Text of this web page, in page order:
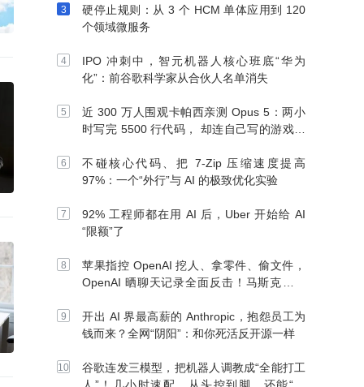
硬停止规则：从 3 个 HCM 单体应用到 120
个领域微服务
IPO 冲刺中，智元机器人核心班底“华为
化”：前谷歌科学家从合伙人名单消失
近 300 万人围观卡帕西亲测 Opus 5：两小
时写完 5500 行代码， 却连自己写的游戏都
不碰核心代码、把 7-Zip 压缩速度提高
97%：一个“外行”与 AI 的极致优化实验
92% 工程师都在用 AI 后，Uber 开始给 AI
“限额”了
苹果指控 OpenAI 挖人、拿零件、偷文件，
OpenAI 晒聊天记录全面反击！马斯克：别
开出 AI 界最高薪的 Anthropic，抱怨员工为
钱而来？全网“阴阳”：和你死活反开源一样
谷歌连发三模型，把机器人调教成“全能打工